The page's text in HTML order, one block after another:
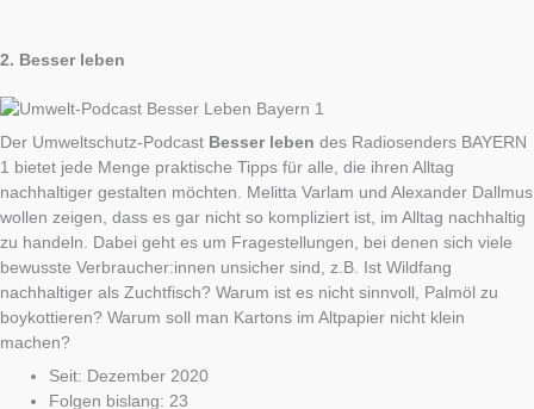
2. Besser leben
Der Umweltschutz-Podcast Besser leben des Radiosenders BAYERN
1 bietet jede Menge praktische Tipps für alle, die ihren Alltag
nachhaltiger gestalten möchten. Melitta Varlam und Alexander Dallmus
wollen zeigen, dass es gar nicht so kompliziert ist, im Alltag nachhaltig
zu handeln. Dabei geht es um Fragestellungen, bei denen sich viele
bewusste Verbraucher:innen unsicher sind, z.B. Ist Wildfang
nachhaltiger als Zuchtfisch? Warum ist es nicht sinnvoll, Palmöl zu
boykottieren? Warum soll man Kartons im Altpapier nicht klein
machen?
Seit: Dezember 2020
Folgen bislang: 23